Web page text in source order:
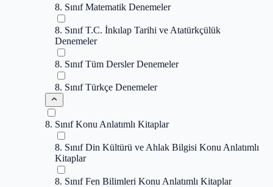
8. Sınıf Matematik Denemeler
8. Sınıf T.C. İnkılap Tarihi ve Atatürkçülük
Denemeler
8. Sınıf Tüm Dersler Denemeler
8. Sınıf Türkçe Denemeler
8. Sınıf Konu Anlatımlı Kitaplar
8. Sınıf Din Kültürü ve Ahlak Bilgisi Konu Anlatımlı
Kitaplar
8. Sınıf Fen Bilimleri Konu Anlatımlı Kitaplar